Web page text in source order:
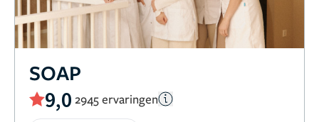
SOAP
9,0 2945 ervaringen